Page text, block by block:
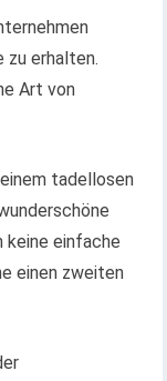
zu erhalten.
Art von
tadellosen
keine einfache
einen zweiten